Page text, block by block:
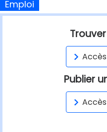
Emploi
Publier